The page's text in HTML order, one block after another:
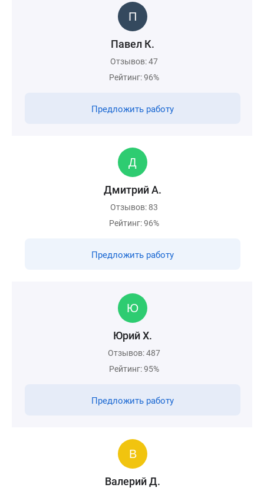
Павел К.
Отзывов: 47
Рейтинг: 96%
Предложить работу
Дмитрий А.
Отзывов: 83
Рейтинг: 96%
Предложить работу
Юрий Х.
Отзывов: 487
Рейтинг: 95%
Предложить работу
Валерий Д.